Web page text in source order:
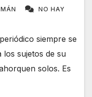
NO HAY
siempre se
los sujetos de su
solos. Es